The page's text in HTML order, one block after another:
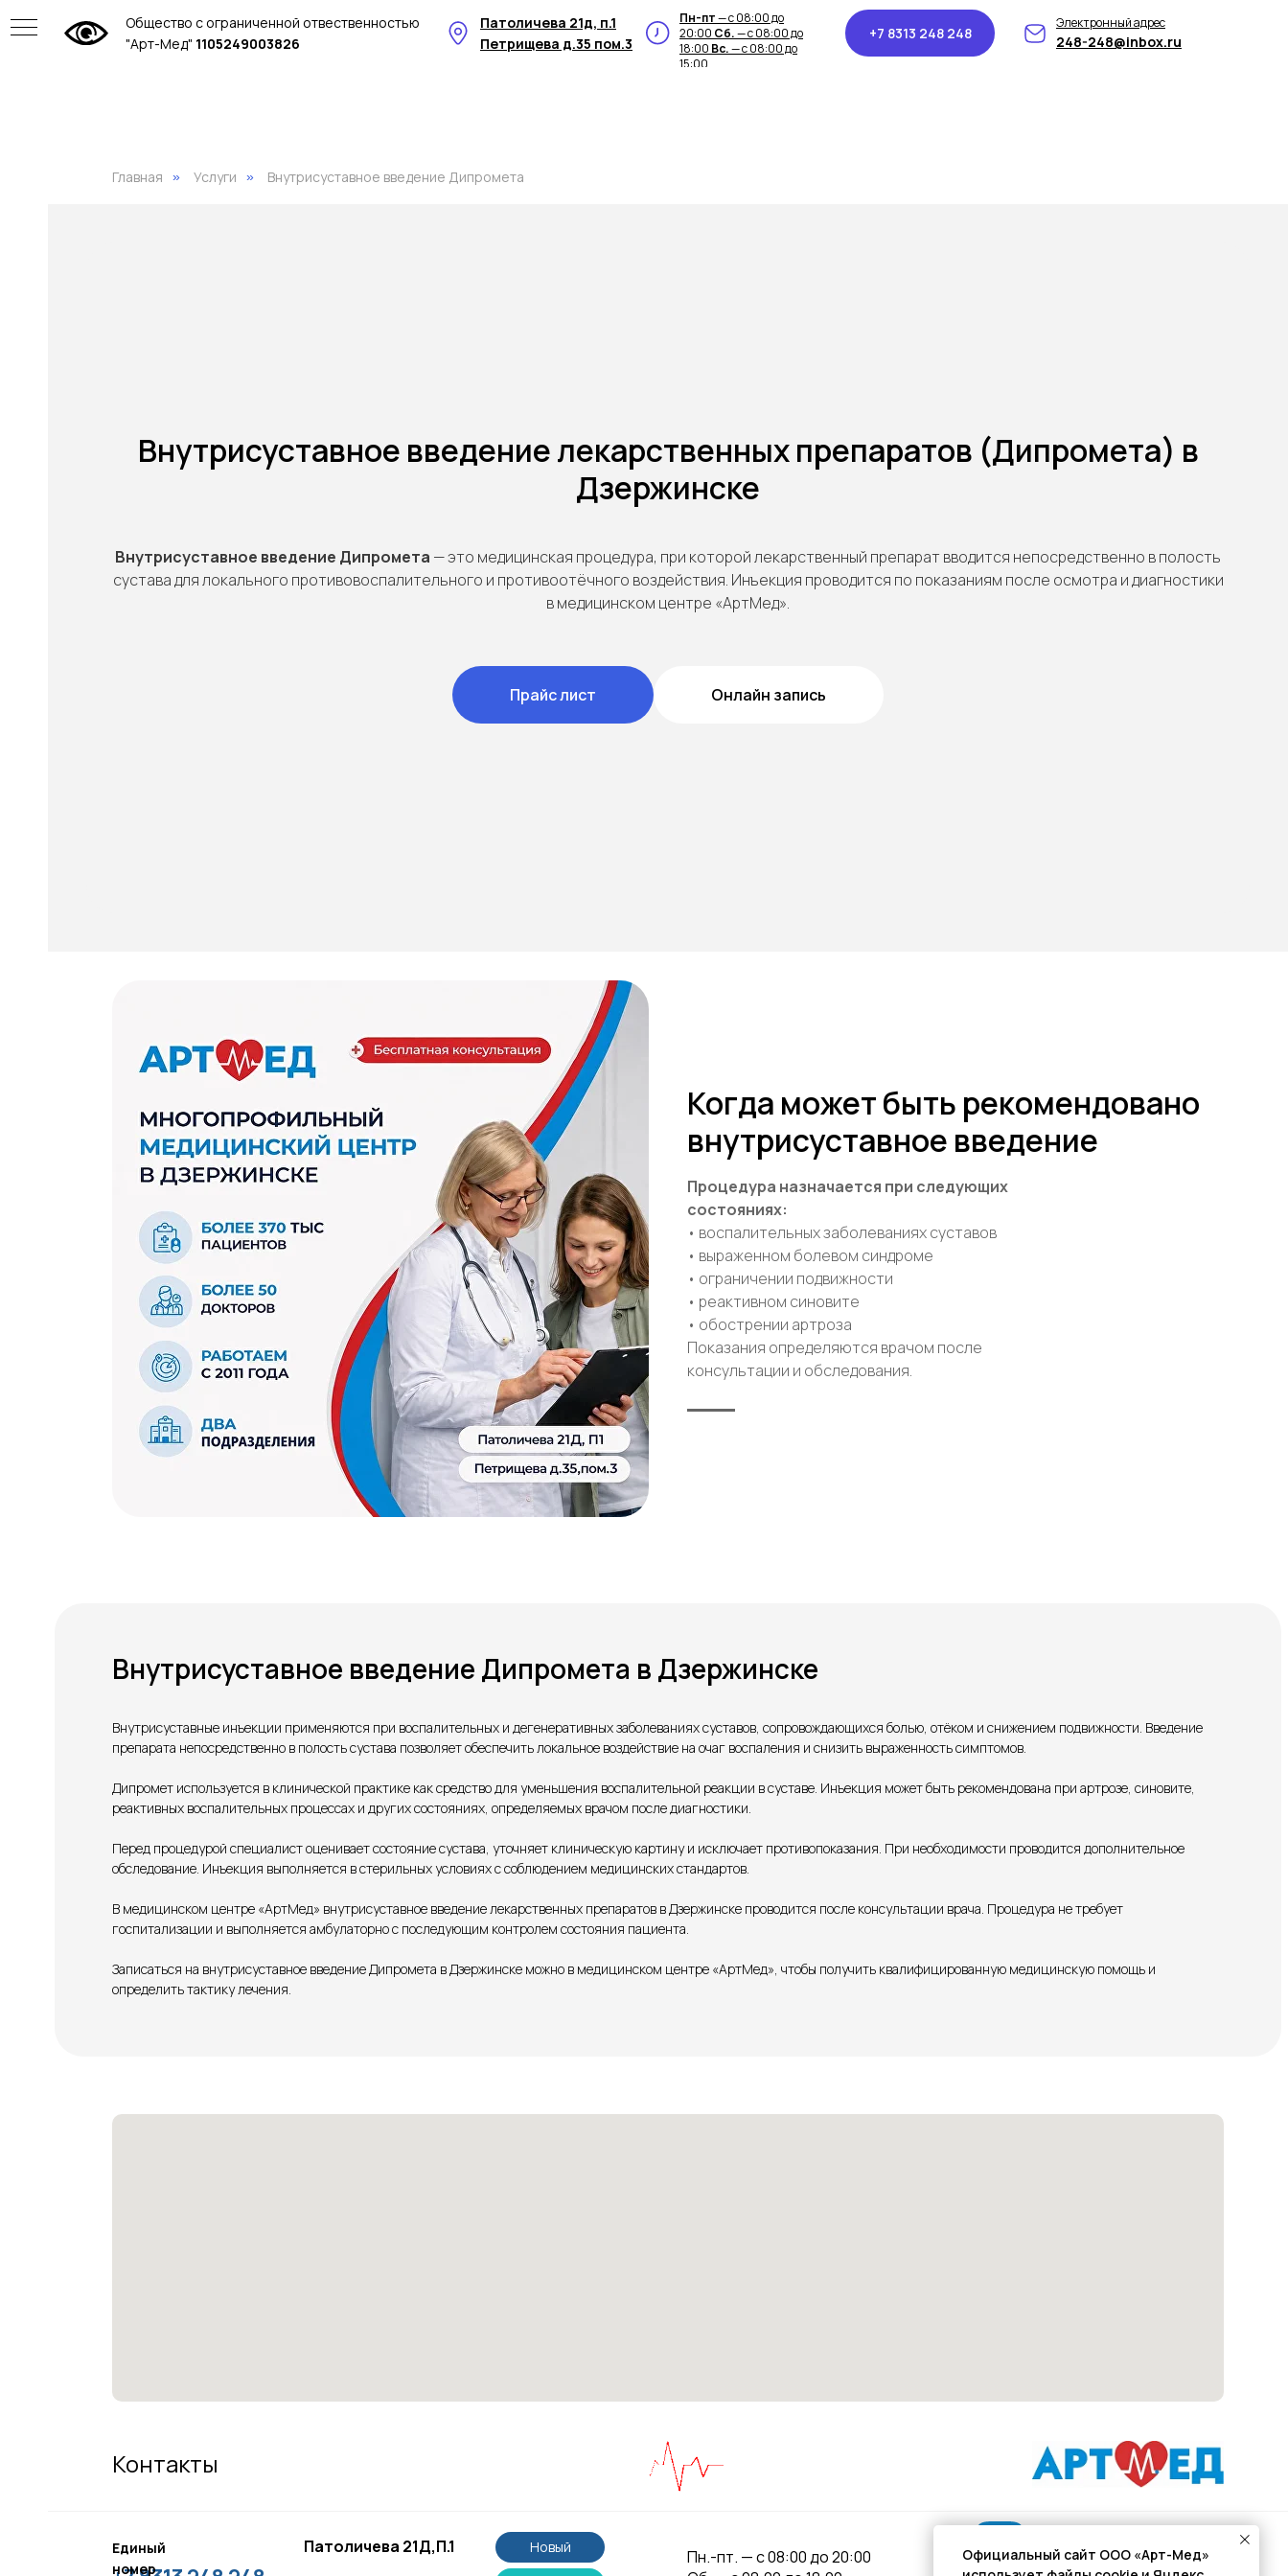
Общество с ограниченной отвественностью
"Арт-Мед" 1105249003826 248-248@inbox.ru
Электронный адрес
+7 8313 248 248
Петрищева д.35 пом.3
Патоличева 21д, п.1 Пн-пт— с 08:00 до
20:00 Сб.— с 08:00 до
18:00 Вс.— с 08:00 до
15:00
Главная » Услуги » Внутрисуставное введение Дипромета
Внутрисуставное введение лекарственных препаратов (Дипромета) в
Дзержинске
Внутрисуставное введение Дипромета — это медицинская процедура, при которой лекарственный препарат вводится непосредственно в полость
сустава для локального противовоспалительного и противоотёчного воздействия. Инъекция проводится по показаниям после осмотра и диагностики
в медицинском центре «АртМед».
Прайс лист Онлайн запись
Когда может быть рекомендовано
внутрисуставное введение
Процедура назначается при следующих
состояниях:
• воспалительных заболеваниях суставов
• выраженном болевом синдроме
• ограничении подвижности
• реактивном синовите
• обострении артроза
Показания определяются врачом после
консультации и обследования.
Внутрисуставное введение Дипромета в Дзержинске
Внутрисуставные инъекции применяются при воспалительных и дегенеративных заболеваниях суставов, сопровождающихся болью, отёком и снижением подвижности. Введение
препарата непосредственно в полость сустава позволяет обеспечить локальное воздействие на очаг воспаления и снизить выраженность симптомов.
Дипромет используется в клинической практике как средство для уменьшения воспалительной реакции в суставе. Инъекция может быть рекомендована при артрозе, синовите,
реактивных воспалительных процессах и других состояниях, определяемых врачом после диагностики.
Перед процедурой специалист оценивает состояние сустава, уточняет клиническую картину и исключает противопоказания. При необходимости проводится дополнительное
обследование. Инъекция выполняется в стерильных условиях с соблюдением медицинских стандартов.
В медицинском центре «АртМед» внутрисуставное введение лекарственных препаратов в Дзержинске проводится после консультации врача. Процедура не требует
госпитализации и выполняется амбулаторно с последующим контролем состояния пациента.
Записаться на внутрисуставное введение Дипромета в Дзержинске можно в медицинском центре «АртМед», чтобы получить квалифицированную медицинскую помощь и
определить тактику лечения.
Контакты
Пн.-пт. — с 08:00 до 20:00
Единый
номер
Патоличева 21Д,П.1 Новый Подписывайся
Официальный сайт ООО «Арт-Мед»